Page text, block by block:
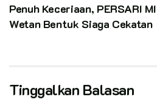
Penuh Keceriaan, PERSARI
Wetan Bentuk Siaga Cekatan
Tinggalkan Balasan